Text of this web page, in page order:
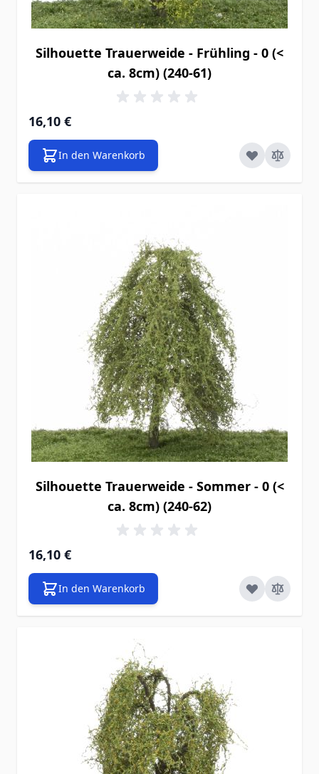
Silhouette Trauerweide - Frühling - 0 (<
ca. 8cm) (240-61)
16,10 €
In den Warenkorb
Silhouette Trauerweide - Sommer - 0 (<
ca. 8cm) (240-62)
16,10 €
In den Warenkorb